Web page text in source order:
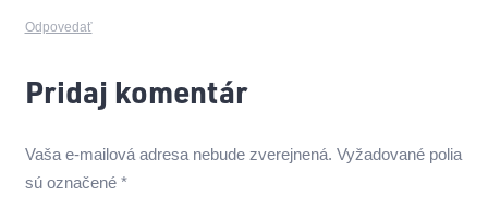
Odpovedať
Pridaj komentár
Vaša e-mailová adresa nebude zverejnená. Vyžadované polia
sú označené *